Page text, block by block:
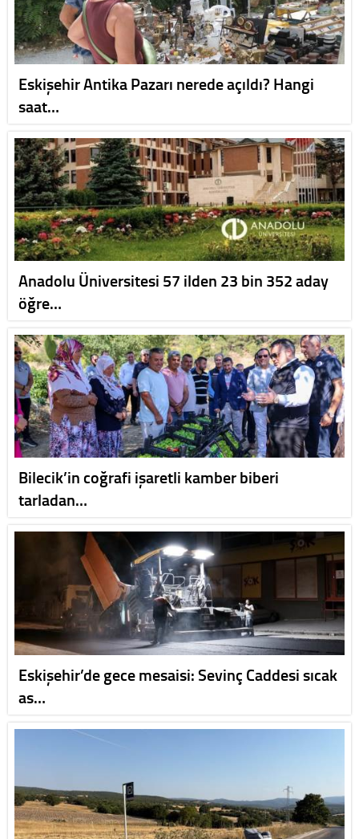
Eskişehir Antika Pazarı nerede açıldı? Hangi
saat…
Anadolu Üniversitesi 57 ilden 23 bin 352 aday
öğre…
Bilecik’in coğrafi işaretli kamber biberi
tarladan…
Eskişehir’de gece mesaisi: Sevinç Caddesi sıcak
as…